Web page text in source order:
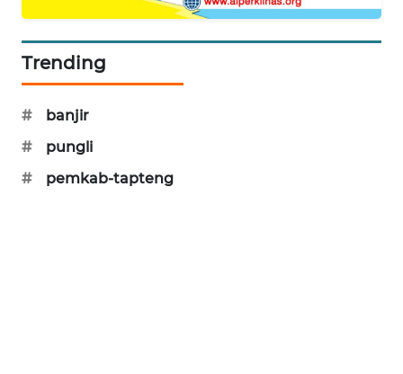
Trending
#
banjir
#
pungli
#
pemkab-tapteng
NEWS
METRO
JAKARTA
NEWS
KRT
NEWS